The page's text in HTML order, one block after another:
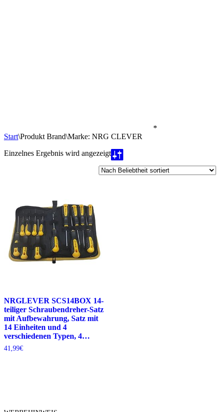
*
Start\Produkt Brand\Marke: NRG CLEVER
Einzelnes Ergebnis wird angezeigt
NRGLEVER SCS14BOX 14-
teiliger Schraubendreher-Satz
mit Aufbewahrung, Satz mit
14 Einheiten und 4
verschiedenen Typen, 4…
41,99€